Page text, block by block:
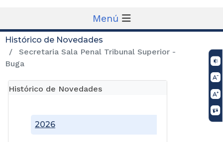
Menú
Histórico de Novedades
Secretaria Sala Penal Tribunal Superior -
Buga
Histórico de Novedades
2026